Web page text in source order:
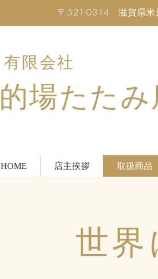
〒521-0314 滋賀県米
有限会社
的場たたみ
HOME 店主挨拶 取扱商品
世界